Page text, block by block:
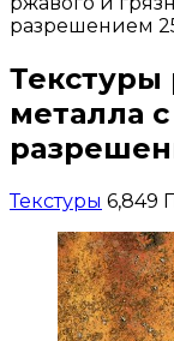
разрешением
Текстуры
металла
Текстуры 6,849